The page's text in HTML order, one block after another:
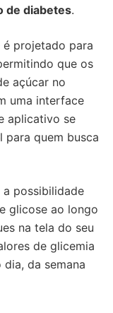
de diabetes.
é projetado para
que os
açúcar no
uma interface
aplicativo se
para quem busca
possibilidade
glicose ao longo
na tela do seu
de glicemia
da semana